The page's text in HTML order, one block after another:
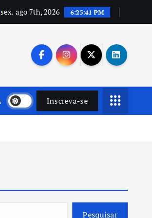
sex. ago 7th, 2026 6:25:42 PM
Inscreva-se
Pesquisar